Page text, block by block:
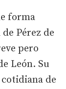
forma
Pérez de
pero
León. Su
de